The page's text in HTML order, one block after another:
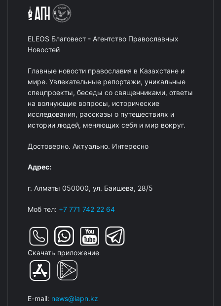
ELEOS Благовест - Агентство Православных
Новостей
Главные новости православия в Казахстане и
мире. Увлекательные репортажи, уникальные
спецпроекты, беседы со священниками, ответы
на волнующие вопросы, исторические
исследования, рассказы о путешествиях и
истории людей, меняющих себя и мир вокруг.
Достоверно. Актуально. Интересно
Адрес:
г. Алматы 050000, ул. Баишева, 28/5
Моб тел: +7 771 742 22 64
Скачать приложение
E-mail: news@iapn.kz